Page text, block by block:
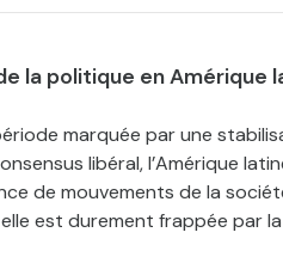
la politique en Amérique
marquée par une
libéral, l’Amérique
de mouvements de la
est durement frappée par